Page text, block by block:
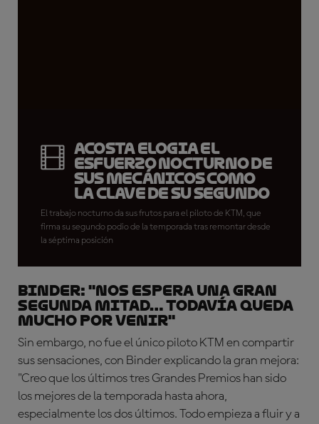
Acosta elogia el
esfuerzo nocturno de
sus mecánicos como
la clave de su segundo
puesto
El trabajo nocturno da sus frutos para el piloto de KTM, que
firma su segundo podio de la temporada tras remontar desde
la séptima posición
BINDER: "Nos espera una gran
segunda mitad… todavía queda
mucho por venir"
Sin embargo, no fue el único piloto KTM en compartir
sus sensaciones, con Binder explicando la gran mejora:
"Creo que los últimos tres Grandes Premios han sido
los mejores de la temporada hasta ahora,
especialmente los dos últimos. Todo empieza a fluir y a